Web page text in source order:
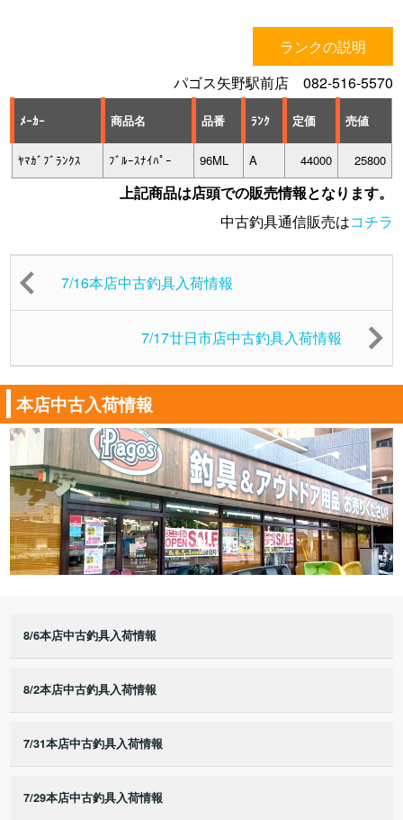
ランクの説明
パゴス矢野駅前店 082-516-5570
ﾒｰｶｰ 商品名 品番 ﾗﾝｸ 定価 売値
ﾔﾏｶﾞﾌﾞﾗﾝｸｽ ﾌﾞﾙｰｽﾅｲﾊﾟｰ 96ML A 44000 25800
上記商品は店頭での販売情報となります。
中古釣具通信販売はコチラ
7/16本店中古釣具入荷情報
7/17廿日市店中古釣具入荷情報
本店中古入荷情報
8/6本店中古釣具入荷情報
8/2本店中古釣具入荷情報
7/31本店中古釣具入荷情報
7/29本店中古釣具入荷情報